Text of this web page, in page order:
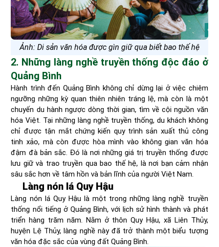
Ảnh: Di sản văn hóa được gìn giữ qua biết bao thế hệ
2. Những làng nghề truyền thống độc đáo ở
Quảng Bình
Hành trình đến Quảng Bình không chỉ dừng lại ở việc chiêm
ngưỡng những kỳ quan thiên nhiên tráng lệ, mà còn là một
chuyến du hành ngược dòng thời gian, tìm về cội nguồn văn
hóa Việt. Tại những làng nghề truyền thống, du khách không
chỉ được tận mắt chứng kiến quy trình sản xuất thủ công
tinh xảo, mà còn được hòa mình vào không gian văn hóa
đậm đà bản sắc. Đó là nơi những giá trị truyền thống được
lưu giữ và trao truyền qua bao thế hệ, là nơi bạn cảm nhận
sâu sắc hơn về tâm hồn và bản lĩnh của người Việt Nam.
Làng nón lá Quy Hậu
Làng nón lá Quy Hậu là một trong những làng nghề truyền
thống nổi tiếng ở Quảng Bình, với lịch sử hình thành và phát
triển hàng trăm năm. Nằm ở thôn Quy Hậu, xã Liên Thủy,
huyện Lệ Thủy, làng nghề này đã trở thành một biểu tượng
văn hóa đặc sắc của vùng đất Quảng Bình.